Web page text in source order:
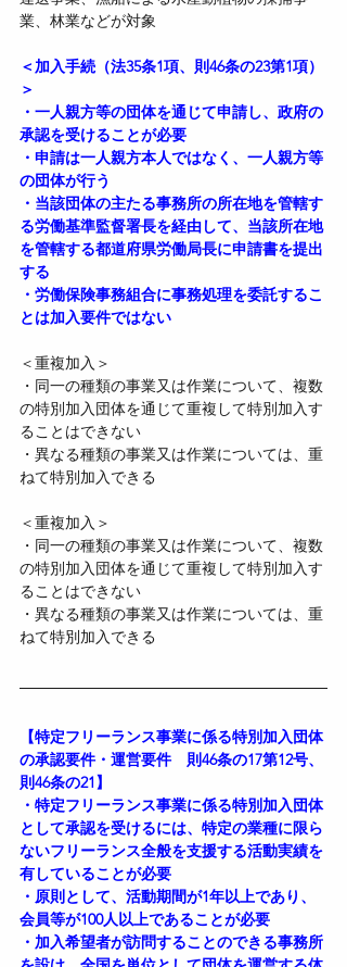
業、林業などが対象
＜加入手続（法35条1項、則46条の23第1項）
＞
・一人親方等の団体を通じて申請し、政府の
承認を受けることが必要
・申請は一人親方本人ではなく、一人親方等
の団体が行う
・当該団体の主たる事務所の所在地を管轄す
る労働基準監督署長を経由して、当該所在地
を管轄する都道府県労働局長に申請書を提出
する
・労働保険事務組合に事務処理を委託するこ
とは加入要件ではない
＜重複加入＞
・同一の種類の事業又は作業について、複数
の特別加入団体を通じて重複して特別加入す
ることはできない
・異なる種類の事業又は作業については、重
ねて特別加入できる
＜重複加入＞
・同一の種類の事業又は作業について、複数
の特別加入団体を通じて重複して特別加入す
ることはできない
・異なる種類の事業又は作業については、重
ねて特別加入できる
【特定フリーランス事業に係る特別加入団体
の承認要件・運営要件　則46条の17第12号、
則46条の21】
・特定フリーランス事業に係る特別加入団体
として承認を受けるには、特定の業種に限ら
ないフリーランス全般を支援する活動実績を
有していることが必要
・原則として、活動期間が1年以上であり、
会員等が100人以上であることが必要
・加入希望者が訪問することのできる事務所